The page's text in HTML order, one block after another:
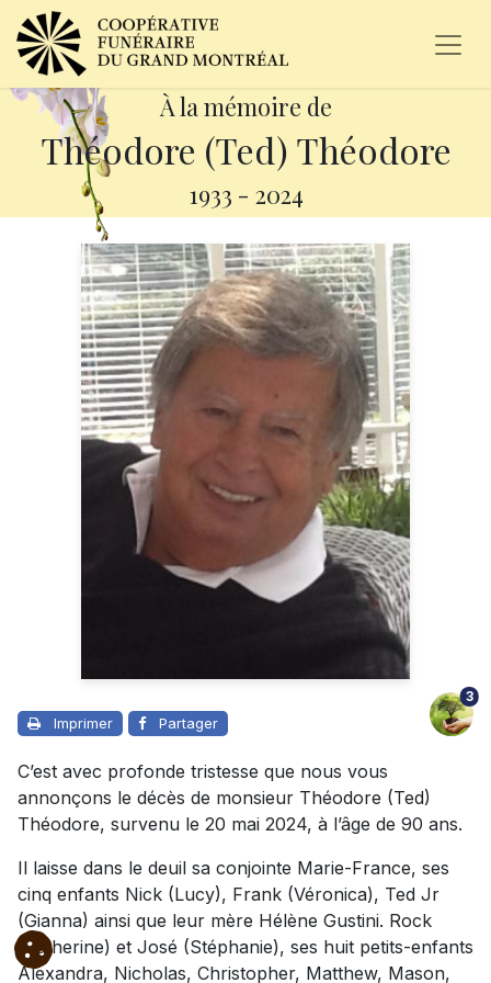
À la mémoire de
Théodore (Ted) Théodore
1933 - 2024
Imprimer Partager
3
C’est avec profonde tristesse que nous vous
annonçons le décès de monsieur Théodore (Ted)
Théodore, survenu le 20 mai 2024, à l’âge de 90 ans.
Il laisse dans le deuil sa conjointe Marie-France, ses
cinq enfants Nick (Lucy), Frank (Véronica), Ted Jr
(Gianna) ainsi que leur mère Hélène Gustini. Rock
(Catherine) et José (Stéphanie), ses huit petits-enfants
Alexandra, Nicholas, Christopher, Matthew, Mason,